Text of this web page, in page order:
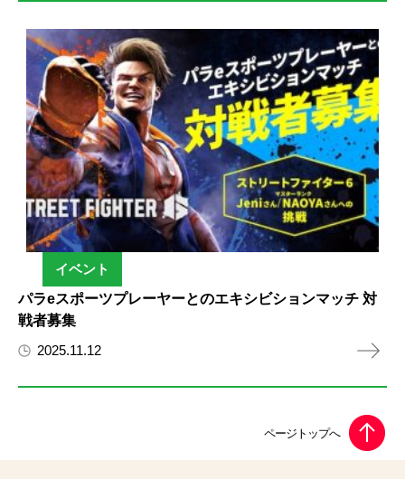
イベント
パラeスポーツプレーヤーとのエキシビションマッチ 対
戦者募集
2025.11.12